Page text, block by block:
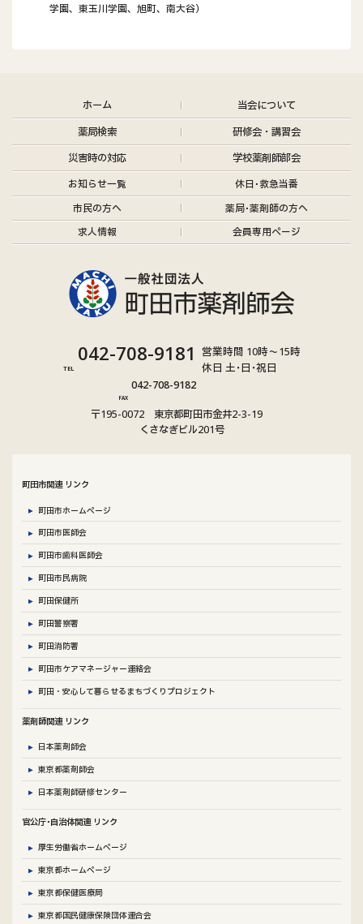
学園、東玉川学園、旭町、南大谷）
ホーム
当会について
薬局検索
研修会・講習会
災害時の対応
学校薬剤師部会
お知らせ一覧
休日･救急当番
市民の方へ
薬局･薬剤師の方へ
求人情報
会員専用ページ
TEL
042-708-9181
ル
FAX
042-708-9182
ル
ー
営業時間 10時～15時
休日 土･日･祝日
〒195-0072 東京都町田市金井2-3-19
くさなぎビル201号
町田市関連 リンク
町田市ホームページ
町田市医師会
町田市歯科医師会
町田市民病院
町田保健所
町田警察署
町田消防署
町田市ケアマネージャー連絡会
町田・安心して暮らせるまちづくりプロジェクト
薬剤師関連 リンク
日本薬剤師会
東京都薬剤師会
日本薬剤師研修センター
官公庁･自治体関連 リンク
厚生労働省ホームページ
東京都ホームページ
東京都保健医療局
東京都国民健康保険団体連合会